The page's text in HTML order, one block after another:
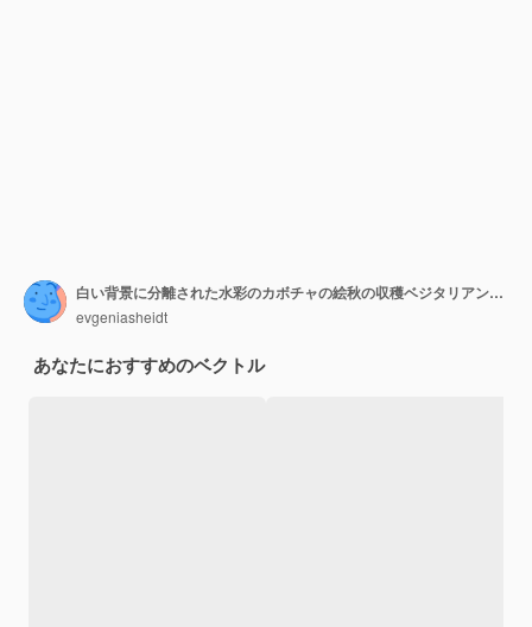
白い背景に分離された水彩のカボチャの絵秋の収穫ベジタリアンの生の食品幸せな感謝祭のカボチャの手描きのスケッチ
evgeniasheidt
あなたにおすすめのベクトル